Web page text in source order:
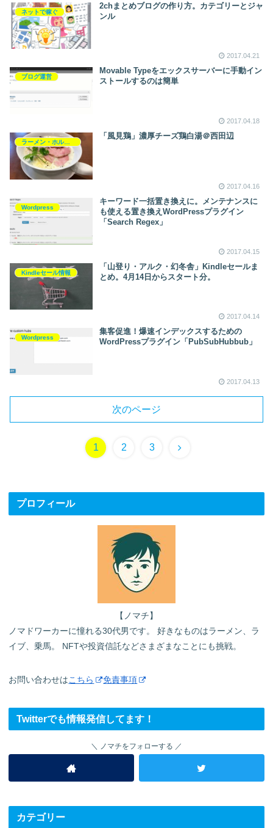
ネットで稼ぐ
2chまとめブログの作り方。カテゴリーとジャ
ンル
2017.04.21
ブログ運営
Movable Typeをエックスサーバーに手動イン
ストールするのは簡単
2017.04.18
ラーメン・ホルモン
「風見鶏」濃厚チーズ鶏白湯＠西田辺
2017.04.16
Wordpress
キーワード一括置き換えに。メンテナンスに
も使える置き換えWordPressプラグイン
「Search Regex」
2017.04.15
Kindleセール情報
「山登り・アルク・幻冬舎」Kindleセールま
とめ。4月14日からスタート分。
2017.04.14
Wordpress
集客促進！爆速インデックスするための
WordPressプラグイン「PubSubHubbub」
2017.04.13
次のページ
1 2 3
次
プロフィール
【ノマチ】
ノマドワーカーに憧れる30代男です。 好きなものはラーメン、ラ
イブ、乗馬。 NFTや投資信託などさまざまなことにも挑戦。
お問い合わせはこちら 免責事項
Twitterでも情報発信してます！
ノマチをフォローする
カテゴリー